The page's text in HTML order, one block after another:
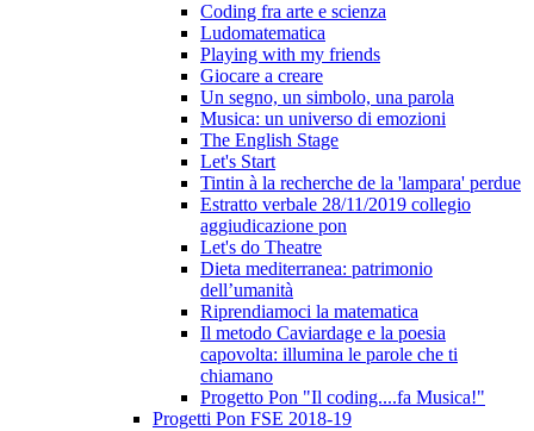
Coding fra arte e scienza
Ludomatematica
Playing with my friends
Giocare a creare
Un segno, un simbolo, una parola
Musica: un universo di emozioni
The English Stage
Let's Start
Tintin à la recherche de la 'lampara' perdue
Estratto verbale 28/11/2019 collegio
aggiudicazione pon
Let's do Theatre
Dieta mediterranea: patrimonio
dell’umanità
Riprendiamoci la matematica
Il metodo Caviardage e la poesia
capovolta: illumina le parole che ti
chiamano
Progetto Pon "Il coding....fa Musica!"
Progetti Pon FSE 2018-19